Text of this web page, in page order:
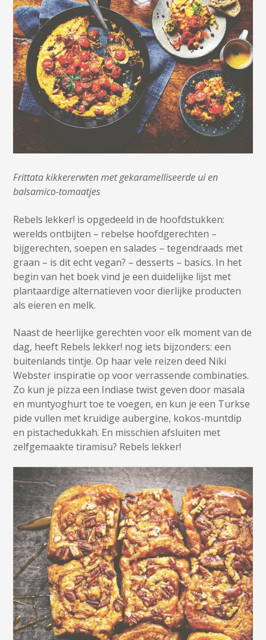
Frittata kikkererwten met gekaramelliseerde ui en
balsamico-tomaatjes
Rebels lekker! is opgedeeld in de hoofdstukken:
werelds ontbijten – rebelse hoofdgerechten –
bijgerechten, soepen en salades – tegendraads met
graan – is dit echt vegan? – desserts – basics. In het
begin van het boek vind je een duidelijke lijst met
plantaardige alternatieven voor dierlijke producten
als eieren en melk.
Naast de heerlijke gerechten voor elk moment van de
dag, heeft Rebels lekker! nog iets bijzonders: een
buitenlands tintje. Op haar vele reizen deed Niki
Webster inspiratie op voor verrassende combinaties.
Zo kun je pizza een Indiase twist geven door masala
en muntyoghurt toe te voegen, en kun je een Turkse
pide vullen met kruidige aubergine, kokos-muntdip
en pistachedukkah. En misschien afsluiten met
zelfgemaakte tiramisu? Rebels lekker!